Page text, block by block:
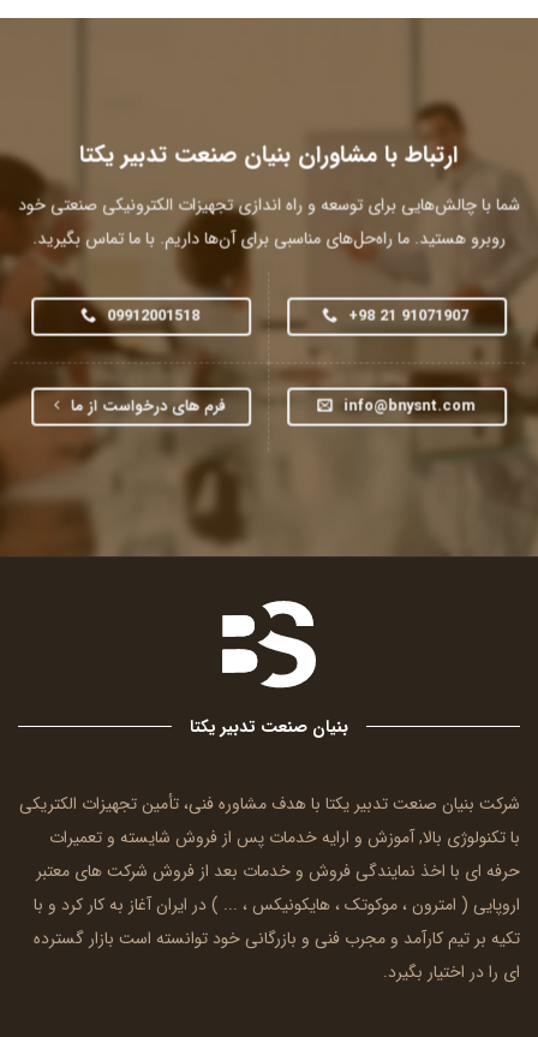
ارتباط با مشاوران بنیان صنعت تدبیر یکتا
شما با چالش‌هایی برای توسعه و راه اندازی تجهیزات الکترونیکی صنعتی خود
روبرو هستید. ما راه‌حل‌های مناسبی برای آن‌ها داریم. با ما تماس بگیرید.
+98 21 91071907
09912001518
info@bnysnt.com فرم های درخواست از ما
بنیان صنعت تدبیر یکتا
شرکت بنیان صنعت تدبیر یکتا با هدف مشاوره فنی، تأمین تجهیزات الکتریکی
با تکنولوژی بالا, آموزش و ارایه خدمات پس از فروش شایسته و تعمیرات
حرفه ای با اخذ نمایندگی فروش و خدمات بعد از فروش شرکت های معتبر
اروپایی ( امترون، موکوتک ، هایکونیکس ، ... ) در ایران آغاز به کار کرد و با
تکیه بر تیم کارآمد و مجرب فنی و بازرگانی خود توانسته است بازار گسترده
ای را در اختیار بگیرد.